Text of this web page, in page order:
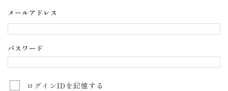
メールアドレス
パスワード
ログインIDを記憶する